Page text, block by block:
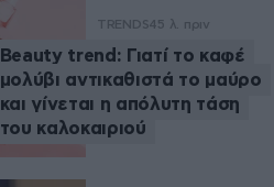
TRENDS45 λ. πριν
Beauty trend: Γιατί το καφέ
μολύβι αντικαθιστά το μαύρο
και γίνεται η απόλυτη τάση
του καλοκαιριού